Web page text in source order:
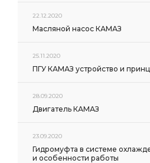
22.12.2020
Масляной насос КАМАЗ
25.11.2020
ПГУ КАМАЗ устройство и
28.09.2020
Двигатель КАМАЗ
23.09.2020
Гидромуфта в системе
и особенности работы